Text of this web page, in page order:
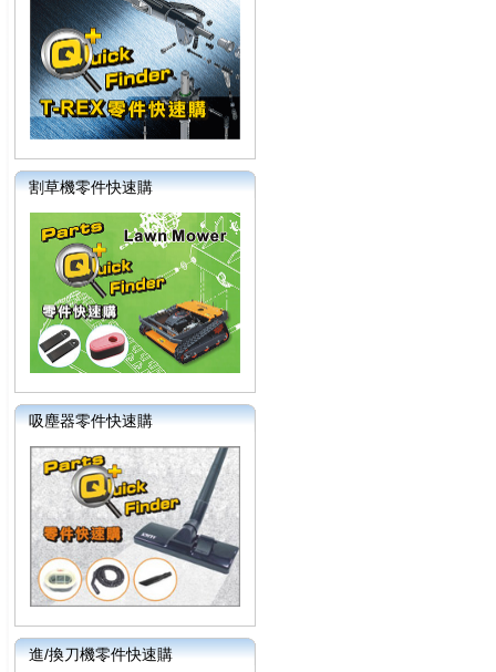
割草機零件快速購
吸塵器零件快速購
進/換刀機零件快速購